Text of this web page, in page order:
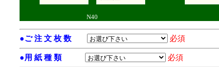
N40
●ご 注 文 枚 数 必須
●用 紙 種 類 必須